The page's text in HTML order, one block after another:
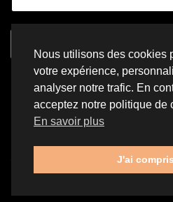
#ffffff
Copyright 2026 ©La Caverne de
Nous utilisons des cookies
votre expérience,
analyser notre trafic. En
acceptez notre politique de
En savoir plus
J'ai compris